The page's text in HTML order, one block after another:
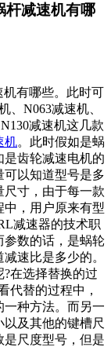
杆减速机有哪
机有哪些。此时可
、N063减速机、
减速机这几款
机。此时假如是蜗
齿轮减速电机的
以知道型号是多
尺寸，由于每一款
，用户原来有型
减速器的技术职
参数的话，是蜗轮
速比是多少的。
在选择替换的过
代替的过程中，
一种方法。而另一
及其他的键槽尺
尺度型号，但是